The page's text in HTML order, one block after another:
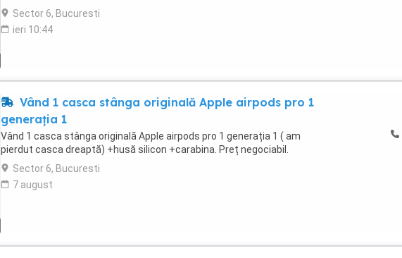
transpiraţie şi nu trebuie să-ţi ...
Sector 6, Bucuresti
ieri 10:44
Vând 1 casca stânga originală Apple airpods pro 1
generația 1
Vând 1 casca stânga originală Apple airpods pro 1 generația 1 ( am
pierdut casca dreaptă) +husă silicon +carabina. Preț negociabil.
Sector 6, Bucuresti
7 august